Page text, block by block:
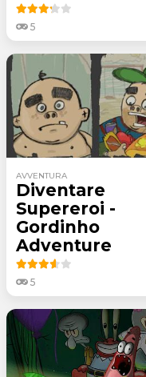
5
AVVENTURA
Diventare
Supereroi -
Gordinho
Adventure
5